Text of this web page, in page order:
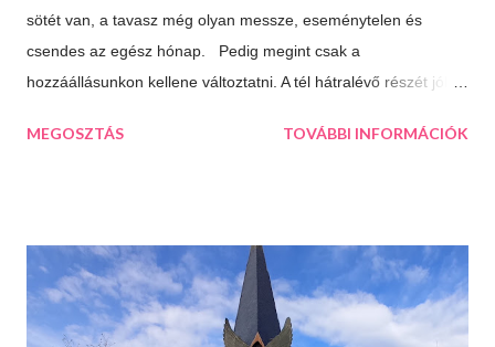
sötét van, a tavasz még olyan messze, eseménytelen és
csendes az egész hónap. Pedig megint csak a
hozzáállásunkon kellene változtatni. A tél hátralévő részét jól is
ami jó a télben: Végtelen mozizós estek Hamar sötétedik, ha
már nem gyakran esik a hó, de korizni akkor is lehet, minden
másért meg irány a Kékes, Dobogókő vagy Eplény. Sűrű
krémlevesek Van abban valami megnyugtató amikor az ember
MEGOSZTÁS TOVÁBBI INFORMÁCIÓK